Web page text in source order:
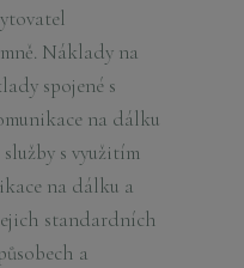
Náklady na
spojené s
na dálku
s využitím
na dálku a
standardních
a